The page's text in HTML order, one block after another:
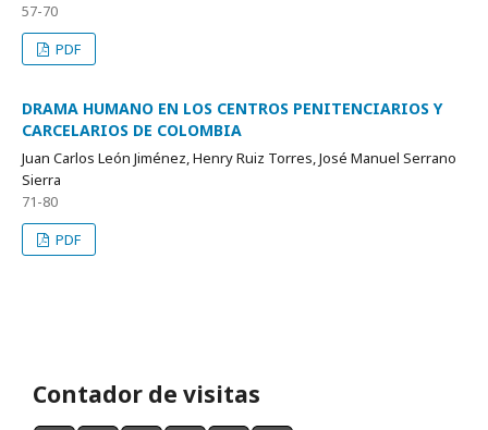
57-70
PDF
DRAMA HUMANO EN LOS CENTROS PENITENCIARIOS Y
CARCELARIOS DE COLOMBIA
Juan Carlos León Jiménez, Henry Ruiz Torres, José Manuel Serrano
Sierra
71-80
PDF
Contador de visitas